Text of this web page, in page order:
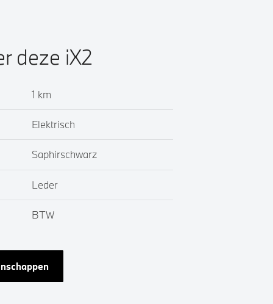
deze iX2
1 km
Elektrisch
Saphirschwarz
Leder
BTW